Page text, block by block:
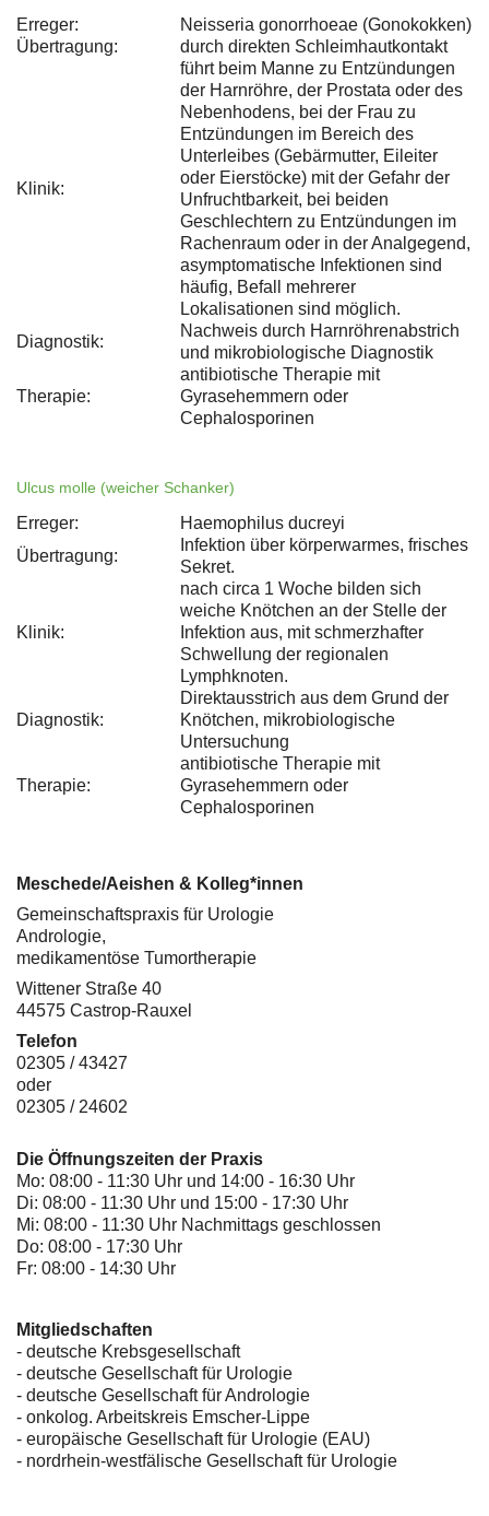
Erreger:
Neisseria gonorrhoeae (Gonokokken)
Übertragung:
durch direkten Schleimhautkontakt
Klinik:
führt beim Manne zu Entzündungen
der Harnröhre, der Prostata oder des
Nebenhodens, bei der Frau zu
Entzündungen im Bereich des
Unterleibes (Gebärmutter, Eileiter
oder Eierstöcke) mit der Gefahr der
Unfruchtbarkeit, bei beiden
Geschlechtern zu Entzündungen im
Rachenraum oder in der Analgegend,
asymptomatische Infektionen sind
häufig, Befall mehrerer
Lokalisationen sind möglich.
Diagnostik:
Nachweis durch Harnröhrenabstrich
und mikrobiologische Diagnostik
Therapie:
antibiotische Therapie mit
Gyrasehemmern oder
Cephalosporinen
Ulcus molle (weicher Schanker)
Erreger:
Haemophilus ducreyi
Übertragung:
Infektion über körperwarmes, frisches
Sekret.
Klinik:
nach circa 1 Woche bilden sich
weiche Knötchen an der Stelle der
Infektion aus, mit schmerzhafter
Schwellung der regionalen
Lymphknoten.
Diagnostik:
Direktausstrich aus dem Grund der
Knötchen, mikrobiologische
Untersuchung
Therapie:
antibiotische Therapie mit
Gyrasehemmern oder
Cephalosporinen
Meschede/Aeishen & Kolleg*innen
Gemeinschaftspraxis für Urologie
Andrologie,
medikamentöse Tumortherapie
Wittener Straße 40
44575 Castrop-Rauxel
Telefon
02305 / 43427
oder
02305 / 24602
Die Öffnungszeiten der Praxis
Mo: 08:00 - 11:30 Uhr und 14:00 - 16:30 Uhr
Di: 08:00 - 11:30 Uhr und 15:00 - 17:30 Uhr
Mi: 08:00 - 11:30 Uhr Nachmittags geschlossen
Do: 08:00 - 17:30 Uhr
Fr: 08:00 - 14:30 Uhr
Mitgliedschaften
- deutsche Krebsgesellschaft
- deutsche Gesellschaft für Urologie
- deutsche Gesellschaft für Andrologie
- onkolog. Arbeitskreis Emscher-Lippe
- europäische Gesellschaft für Urologie (EAU)
- nordrhein-westfälische Gesellschaft für Urologie